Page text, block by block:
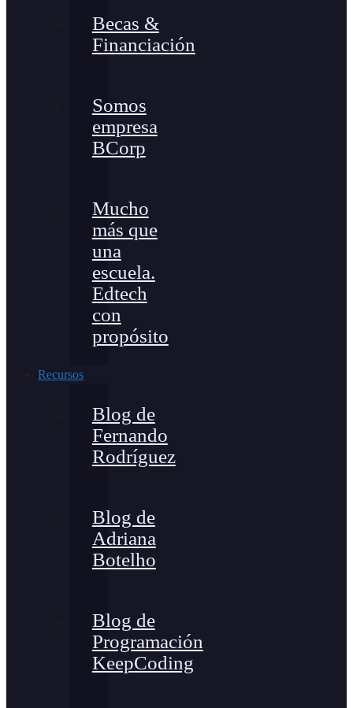
Becas &
Financiación
Somos
empresa
BCorp
Mucho
más que
una
escuela.
Edtech
con
propósito
Recursos
Blog de
Fernando
Rodríguez
Blog de
Adriana
Botelho
Blog de
Programación
KeepCoding